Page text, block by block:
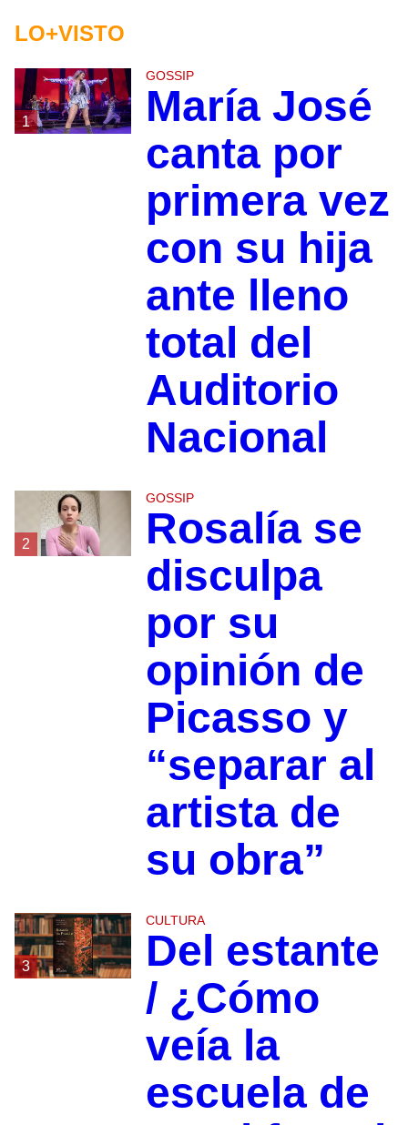
LO+VISTO
1
GOSSIP
María José
canta por
primera vez
con su hija
ante lleno
total del
Auditorio
Nacional
2
GOSSIP
Rosalía se
disculpa
por su
opinión de
Picasso y
“separar al
artista de
su obra”
3
CULTURA
Del estante
/ ¿Cómo
veía la
escuela de